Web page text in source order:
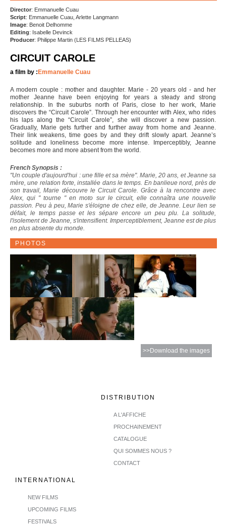
Director: Emmanuelle Cuau
Script: Emmanuelle Cuau, Arlette Langmann
Image: Benoit Delhomme
Editing: Isabelle Devinck
Producer: Philippe Martin (LES FILMS PELLEAS)
CIRCUIT CAROLE
a film by : Emmanuelle Cuau
A modern couple : mother and daughter. Marie - 20 years old - and her
mother Jeanne have been enjoying for years a steady and strong
relationship. In the suburbs north of Paris, close to her work, Marie
discovers the “Circuit Carole”. Through her encounter with Alex, who rides
his laps along the “Circuit Carole”, she will discover a new passion.
Gradually, Marie gets further and further away from home and Jeanne.
Their link weakens, time goes by and they drift slowly apart. Jeanne’s
solitude and loneliness become more intense. Imperceptibly, Jeanne
becomes more and more absent from the world.
French Synopsis :
"Un couple d'aujourd'hui : une fille et sa mère". Marie, 20 ans, et Jeanne sa
mère, une relation forte, installée dans le temps. En banlieue nord, près de
son travail, Marie découvre le Circuit Carole. Grâce à la rencontre avec
Alex, qui " tourne " en moto sur le circuit, elle connaîtra une nouvelle
passion. Peu à peu, Marie s'éloigne de chez elle, de Jeanne. Leur lien se
défait, le temps passe et les sépare encore un peu plu. La solitude,
l'isolement de Jeanne, s'intensifient. Imperceptiblement, Jeanne est de plus
en plus absente du monde.
PHOTOS
>>Download the images
DISTRIBUTION
A L'AFFICHE
PROCHAINEMENT
CATALOGUE
QUI SOMMES NOUS ?
CONTACT
INTERNATIONAL
NEW FILMS
UPCOMING FILMS
FESTIVALS